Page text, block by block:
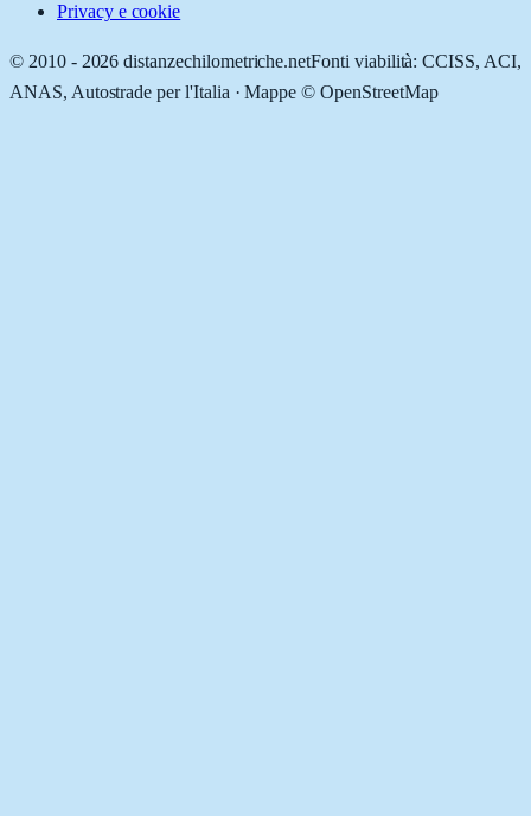
Privacy e cookie
© 2010 - 2026 distanzechilometriche.netFonti viabilità: CCISS, ACI,
ANAS, Autostrade per l'Italia · Mappe © OpenStreetMap